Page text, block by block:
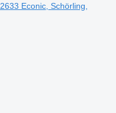
Econic, Schörling,